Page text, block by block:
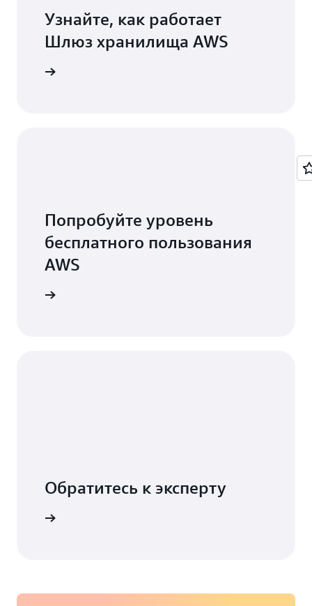
Узнайте, как работает
Шлюз хранилища AWS
Попробуйте уровень
бесплатного пользования
AWS
Обратитесь к эксперту